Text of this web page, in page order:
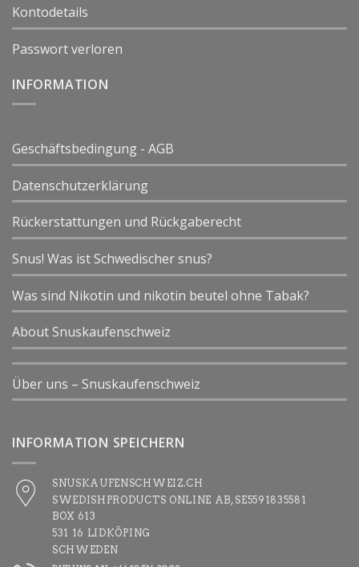
Kontodetails
Passwort verloren
INFORMATION
Geschäftsbedingung - AGB
Datenschutzerklärung
Rückerstattungen und Rückgaberecht
Snus! Was ist Schwedischer snus?
Was sind Nikotin und nikotin beutel ohne Tabak?
About Snuskaufenschweiz
Über uns – Snuskaufenschweiz
INFORMATION SPEICHERN
SNUSKAUFENSCHWEIZ.CH
SWEDISHPRODUCTS ONLINE AB, SE5591835581
BOX 613
531 16 LIDKÖPING
SCHWEDEN